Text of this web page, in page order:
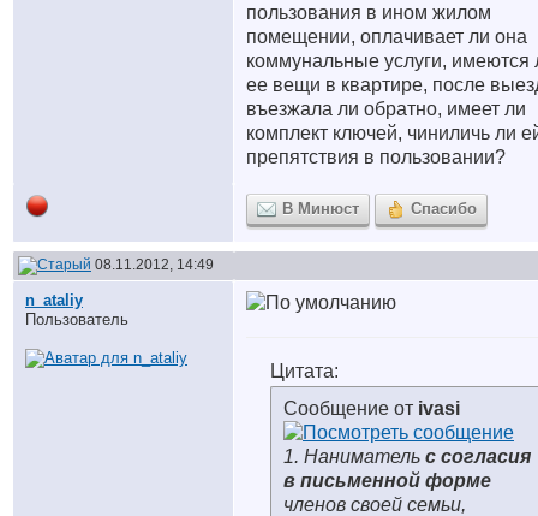
пользования в ином жилом
помещении, оплачивает ли она
коммунальные услуги, имеются
ее вещи в квартире, после
въезжала ли обратно, имеет ли
комплект ключей, чиниличь ли
препятствия в пользовании?
В Минюст Спасибо
08.11.2012, 14:49
n_ataliy
Пользователь
Цитата:
Сообщение от ivasi
1. Наниматель с согласия
в письменной форме
членов своей семьи,